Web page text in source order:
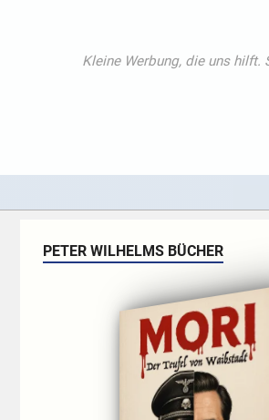
PETER WILHELMS BÜCHER